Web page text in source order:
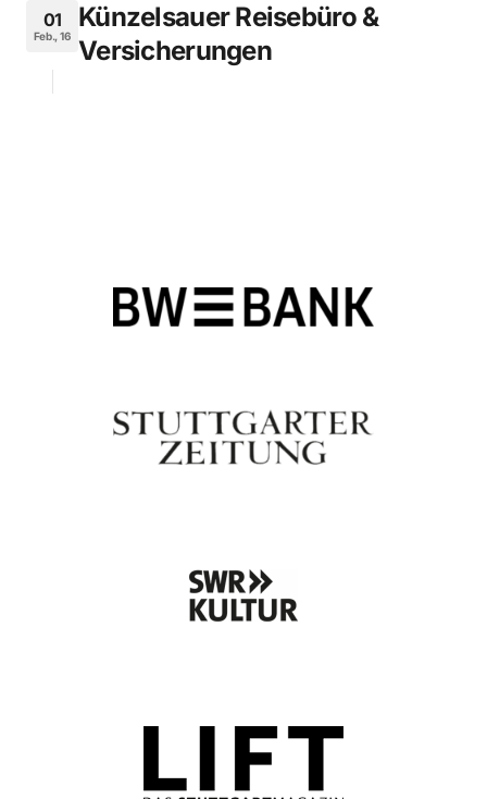
01
Feb., 16
Künzelsauer Reisebüro &
Versicherungen